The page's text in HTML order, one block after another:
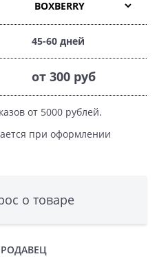
45-60 дней
от 300 руб
от 5000 рублей.
при оформлении
о товаре